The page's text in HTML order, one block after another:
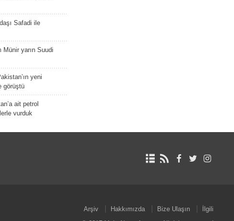
Safadi ile
Münir yarın Suudi
yeni
görüştü
ait petrol
vurduk
Arşiv Hakkımızda Bize Ulaşın
İlgili